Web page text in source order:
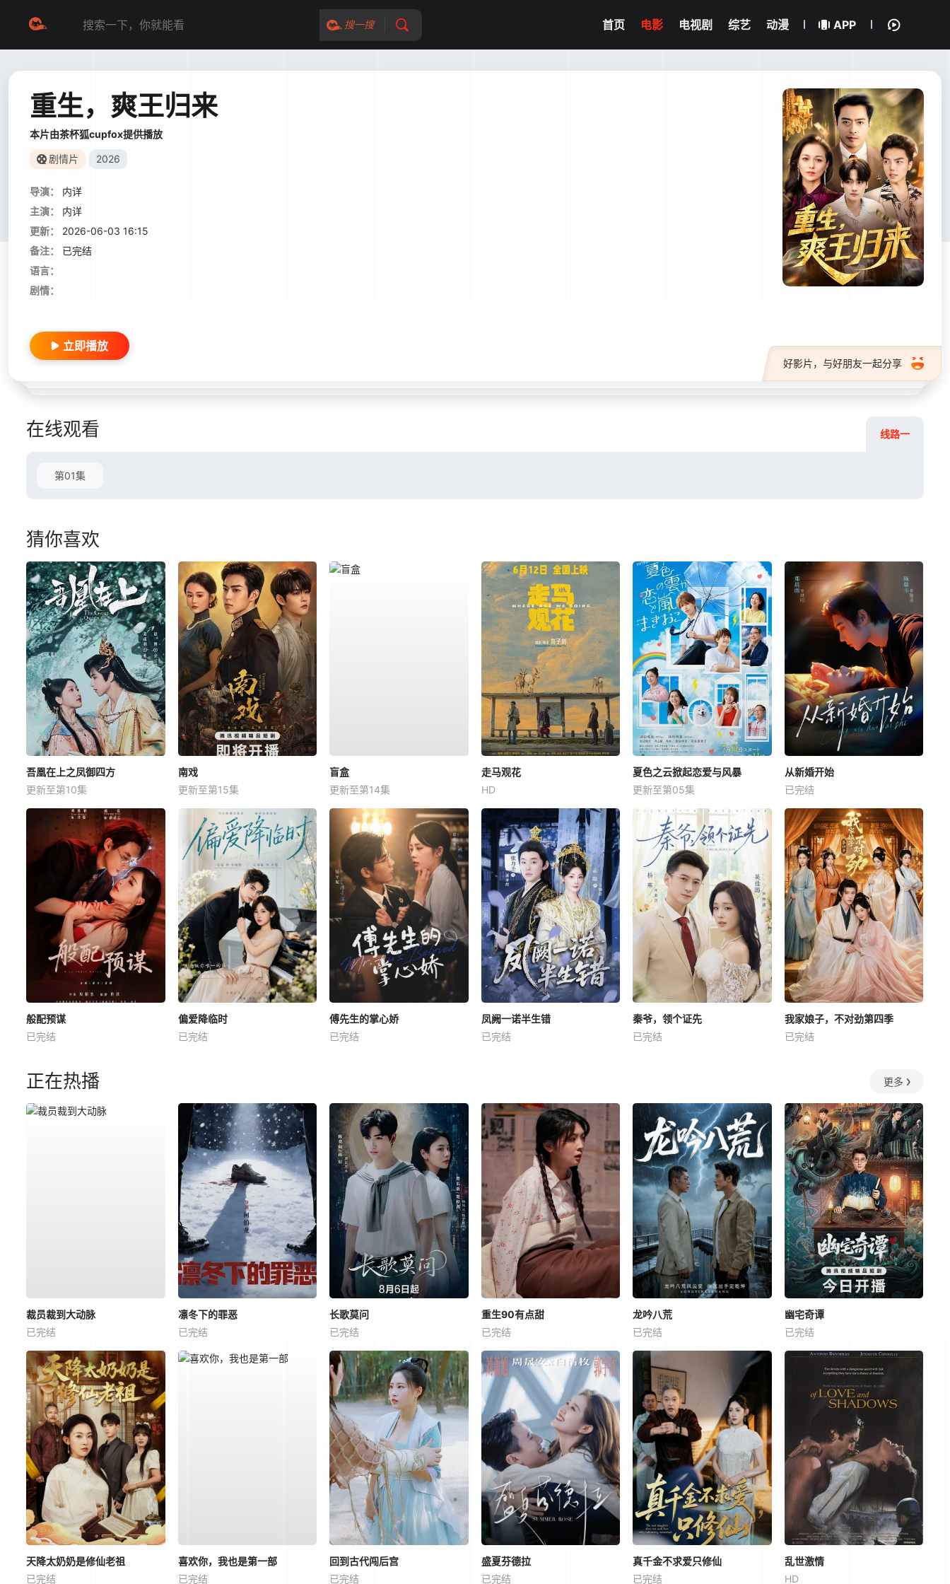
搜一搜 首页 电影 电视剧 综艺 动漫 APP
重生，爽王归来
本片由茶杯狐cupfox提供播放
剧情片 2026
导演：
内详
主演：
内详
更新：
2026-06-03 16:15
备注：
已完结
语言：
剧情：
好影片，与好朋友一起分享
立即播放
在线观看 线路一
第01集
猜你喜欢
吾凰在上之凤御四方
更新至第10集
南戏
更新至第15集
盲盒
更新至第14集
走马观花
HD
夏色之云掀起恋爱与风暴
更新至第05集
从新婚开始
已完结
般配预谋
已完结
偏爱降临时
已完结
傅先生的掌心娇
已完结
凤阙一诺半生错
已完结
秦爷，领个证先
已完结
我家娘子，不对劲第四季
已完结
正在热播 更多
裁员裁到大动脉
已完结
凛冬下的罪恶
已完结
长歌莫问
已完结
重生90有点甜
已完结
龙吟八荒
已完结
幽宅奇谭
已完结
天降太奶奶是修仙老祖
已完结
喜欢你，我也是第一部
已完结
回到古代闯后宫
已完结
盛夏芬德拉
已完结
真千金不求爱只修仙
已完结
乱世激情
HD